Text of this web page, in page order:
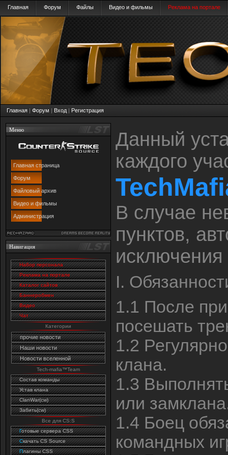
Главная Форум Файлы Видео и фильмы Реклама на портале
Главная | Форум | Вход | Регистрация
Меню
Главная страница
Форум
Файловый архив
Видео и фильмы
Администрация
Навигация
Набор персонала
Реклама на портале
Каталог сайтов
Баннеробмен
Видео
Чат
Категории
прочие новости
Наши новости
Новости вселенной
Tech-mafia™Team
Состав команды
Устав клана
ClanWar(cw)
Забить(cw)
Все для CS:S
Готовые сервера CSS
Cкачать CS Source
Плагины CSS
Данный
каждого
В случае
пунктов,
исключения
I.
1.1 После
посешать
1.2
клана.
1.3
или
1.4 Боец
командных